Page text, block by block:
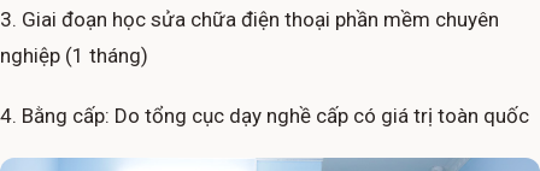
3. Giai đoạn học sửa chữa điện thoại phần mềm chuyên
nghiệp (1 tháng)
4. Bằng cấp: Do tổng cục dạy nghề cấp có giá trị toàn quốc